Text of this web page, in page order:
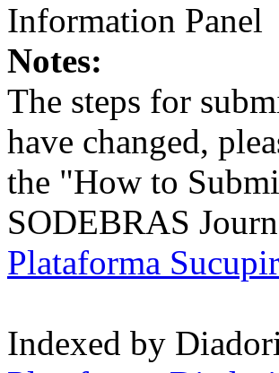
Information Panel
Notes:
The steps for
have changed,
the "How to
SODEBRAS
Plataforma
Indexed by